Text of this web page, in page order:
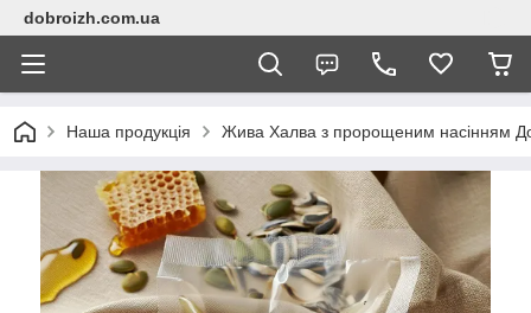
dobroizh.com.ua
Наша продукція Жива Халва з пророщеним насінням